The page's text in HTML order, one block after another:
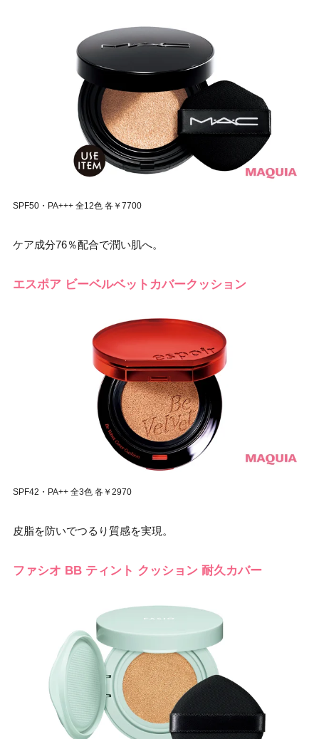
SPF50・PA+++ 全12色 各￥7700
ケア成分76％配合で潤い肌へ。
エスポア ビーベルベットカバークッション
SPF42・PA++ 全3色 各￥2970
皮脂を防いでつるり質感を実現。
ファシオ BB ティント クッション 耐久カバー